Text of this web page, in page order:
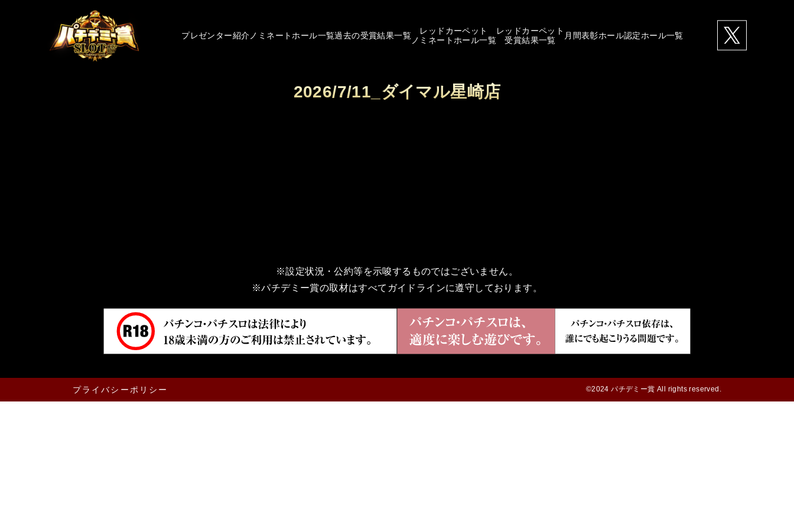
プレゼンター紹介 ノミネートホール一覧過去の受賞結果一覧
レッドカーペット
ノミネートホール一覧
レッドカーペット
受賞結果一覧
月間表彰ホール認定ホール一覧
2026/7/11_ダイマル星崎店
※設定状況・公約等を示唆するものではございません。
※パチデミー賞の取材はすべてガイドラインに遵守しております。
プライバシーポリシー ©2024 パチデミー賞 All rights reserved.